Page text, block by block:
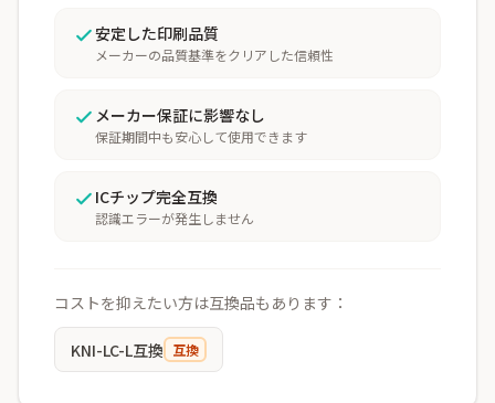
安定した印刷品質
メーカーの品質基準をクリアした信頼性
メーカー保証に影響なし
保証期間中も安心して使用できます
ICチップ完全互換
認識エラーが発生しません
コストを抑えたい方は互換品もあります：
KNI-LC-L互換 互換